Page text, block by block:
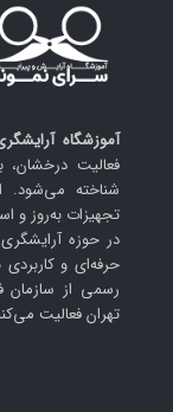
آموزشگاه
فعالیت درخشان،
شناخته می‌شود.
تجهیزات به‌روز و
در حوزه
حرفه‌ای و
رسمی از
تهران فعالیت